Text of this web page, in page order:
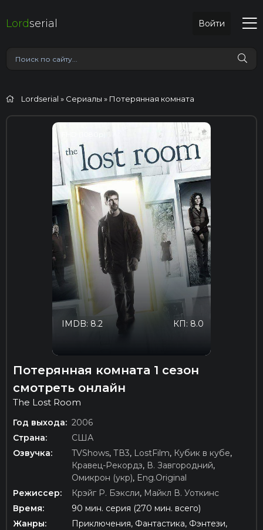
Lordserial Войти
Lordserial » Сериалы » Потерянная комната
КП: 8.0
IMDB: 8.2
Потерянная комната 1 сезон
смотреть онлайн
The Lost Room
Год выхода: 2006
Страна:
США
Озвучка:
TVShows, ТВ3, LostFilm, Кубик в кубе,
Кравец-Рекордз, В. Завгородний,
Омикрон (укр), Eng.Original
Режиссер:
Крэйг Р. Бэксли, Майкл В. Уоткинс
Время:
90 мин. серия (270 мин. всего)
Жанры:
Приключения, Фантастика, Фэнтези,